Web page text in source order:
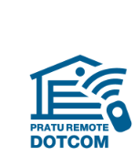
เนื้อหา